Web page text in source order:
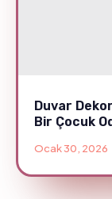
Duvar
Bir Çocuk
Ocak 30, 2026